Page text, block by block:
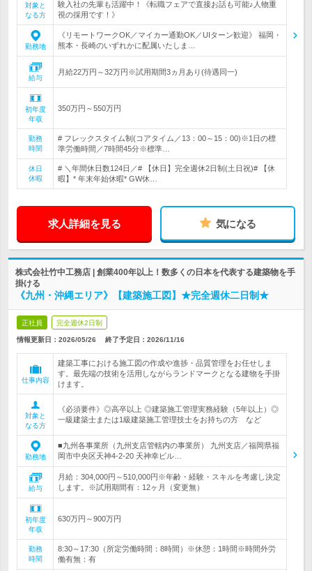
対象と
なる方
験入社の先輩も活躍中！《転職フェアで直接お話も可能♪人物重
視の採用です！》
勤務地
《リモートワークOK／マイカー通勤OK／UIターン歓迎》 福岡・
熊本・長崎のいずれかに配属いたしま…
給与
月給22万円～32万円※試用期間3ヵ月あり(待遇同一)
初年度
年収
350万円～550万円
勤務
時間
# フレックスタイム制(コアタイム／13：00～15：00)※1日の標
準労働時間／7時間45分※標準…
休日
休暇
# ＼年間休日数124日／# 【休日】完全週休2日制(土日祝)# 【休
暇】* 年末年始休暇* GW休…
求人詳細を見る 気になる
株式会社竹中工務店 | 創業400年以上！数多くの日本を代表する建築物を手
掛ける
《九州・沖縄エリア》【建築施工図】★完全週休二日制★
正社員 完全週休2日制
情報更新日：2026/05/26 終了予定日： 2026/11/16
仕事内容
建築工事における施工図の作成や進捗・品質管理をお任せしま
す。最先端の技術を活用しながらランドマークとなる建物を手掛
けます。
対象と
なる方
《必須要件》◎高卒以上 ◎建築施工管理実務経験（5年以上）◎
一級建築士または1級建築施工管理技士をお持ちの方 など
勤務地
■九州各事業所（九州支店管轄内の事業所） 九州支店／福岡県福
岡市中央区天神4-2-20 天神幸ビル…
給与
月給：304,000円～510,000円※年齢・経験・スキルを考慮し決定
します。※試用期間有：12ヶ月（変更無）
初年度
年収
630万円～900万円
勤務
時間
8:30～17:30（所定労働時間：8時間）※休憩：1時間※時間外労
働有無：有